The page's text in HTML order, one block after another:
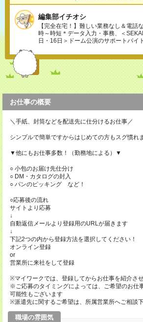
編集部イチオシ
【完全在宅！】難しい業務なし＆電話
時～時短＊データ入力・事務、＜
日・16日＞ドーム公演のサポートバイ
お仕事の概要
＼手紙、封筒などを配送先に仕分けるお仕事／
シンプルで簡単ですからはじめての方もスグ慣れ
▼他にもお仕事多数！（勤務地による）▼
○ 小包のお届け先仕分け
○ DM・カタログの封入
○ パンのピッキング など！
○応募後の流れ
サイトより応募
↓
自動返信メールより登録用のURLが届きます
↓
下記2つの内から登録方法を選択してください！
オンライン登録
or
営業所に来社をして登録
※マイワークでは、登録してからお仕事を紹介さ
※ご応募のタイミングによっては、ご希望のお仕
可能性もございます
※派遣先に関するご希望は、所属営業所へご相談
職場の雰囲気